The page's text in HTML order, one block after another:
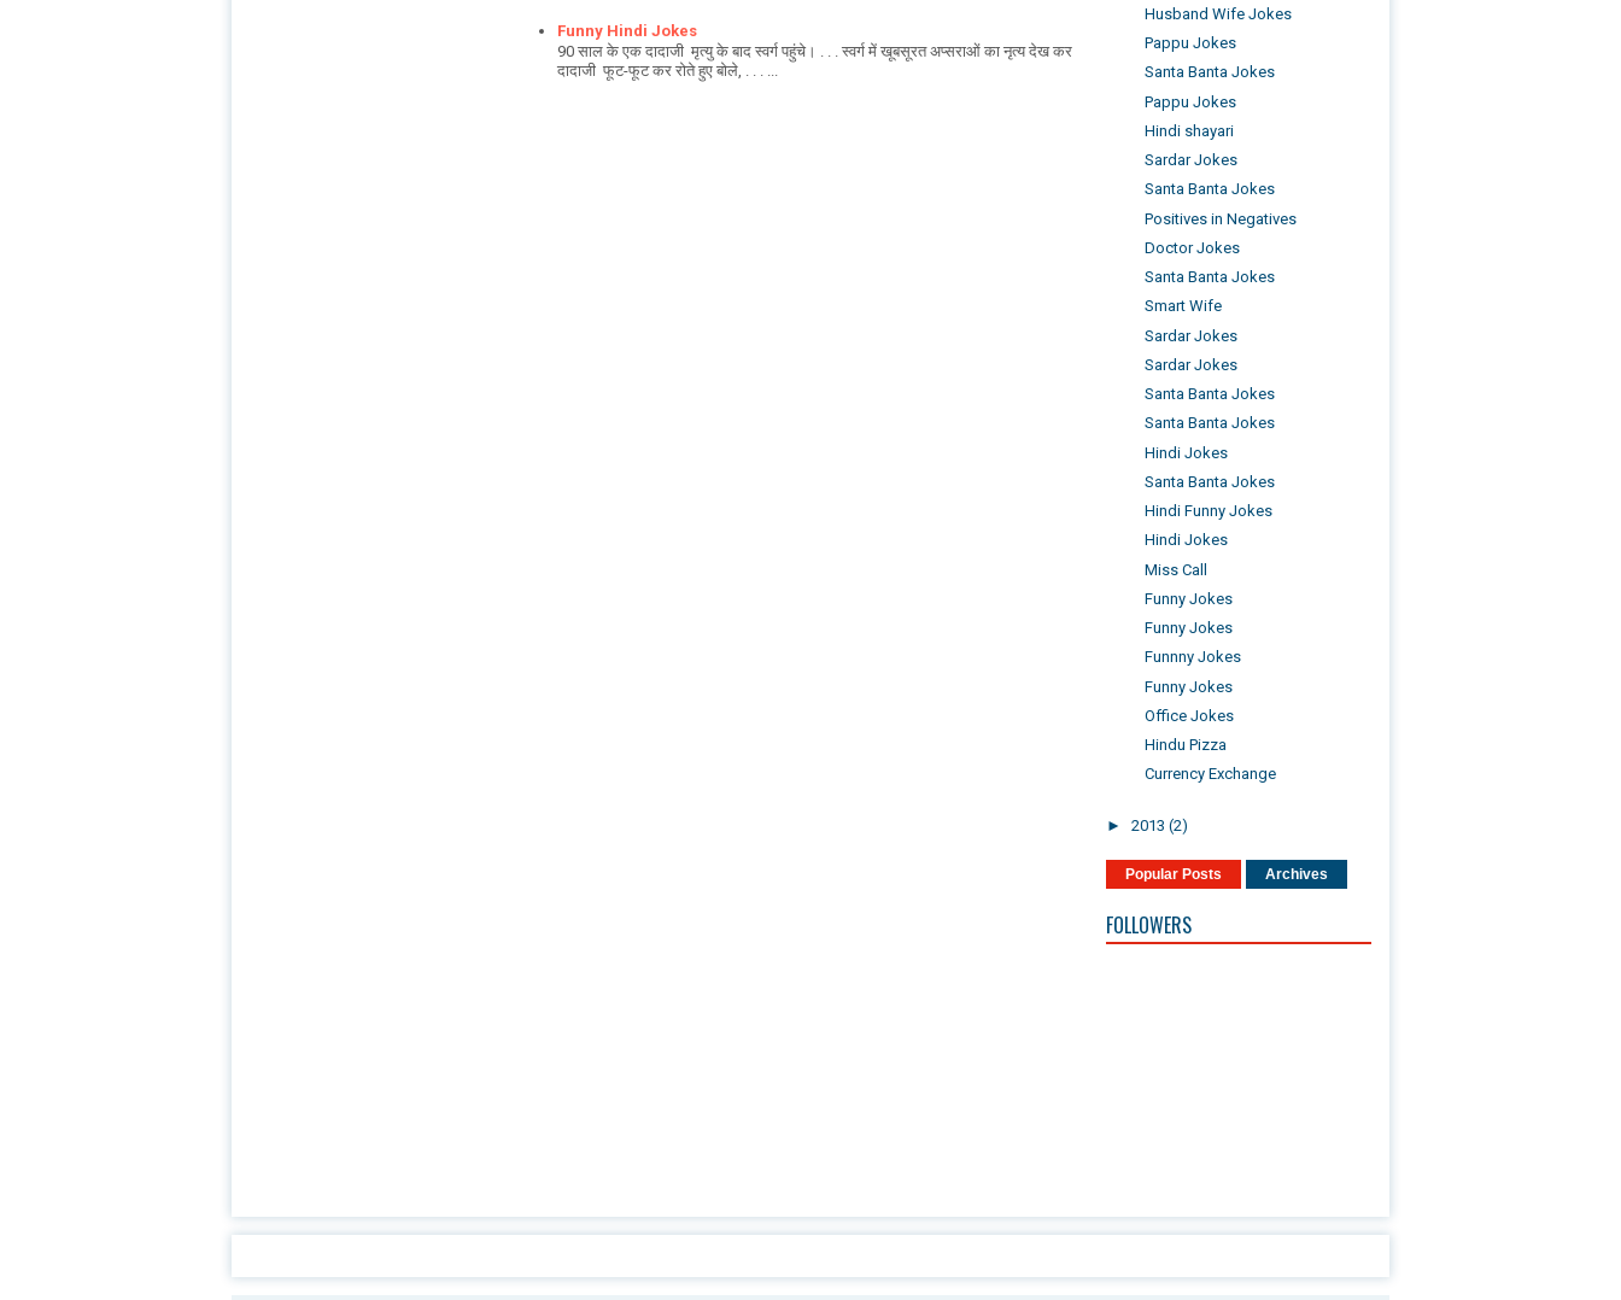
Funny Hindi Jokes
90 साल के एक दादाजी मृत्यु के बाद स्वर्ग पहुंचे। . . . स्वर्ग में खूबसूरत अप्सराओं का नृत्य देख कर
दादाजी फूट-फूट कर रोते हुए बोले, . . . ...
Husband Wife Jokes
Pappu Jokes
Santa Banta Jokes
Pappu Jokes
Hindi shayari
Sardar Jokes
Santa Banta Jokes
Positives in Negatives
Doctor Jokes
Santa Banta Jokes
Smart Wife
Sardar Jokes
Sardar Jokes
Santa Banta Jokes
Santa Banta Jokes
Hindi Jokes
Santa Banta Jokes
Hindi Funny Jokes
Hindi Jokes
Miss Call
Funny Jokes
Funny Jokes
Funnny Jokes
Funny Jokes
Office Jokes
Hindu Pizza
Currency Exchange
► 2013 (2)
Popular Posts Archives
FOLLOWERS